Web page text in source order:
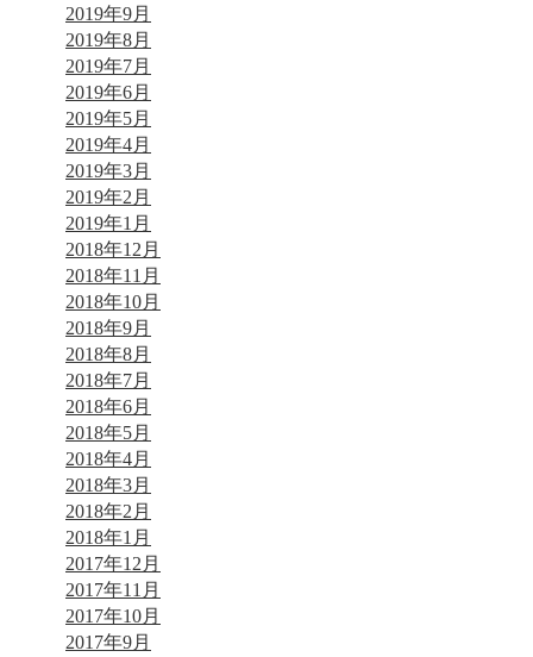
2019年9月
2019年8月
2019年7月
2019年6月
2019年5月
2019年4月
2019年3月
2019年2月
2019年1月
2018年12月
2018年11月
2018年10月
2018年9月
2018年8月
2018年7月
2018年6月
2018年5月
2018年4月
2018年3月
2018年2月
2018年1月
2017年12月
2017年11月
2017年10月
2017年9月